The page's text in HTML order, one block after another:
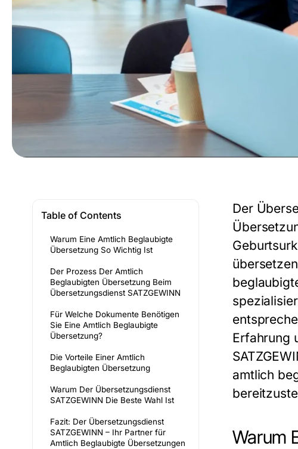
Table of Contents
Warum Eine Amtlich Beglaubigte
Übersetzung So Wichtig Ist
Der Prozess Der Amtlich
Beglaubigten Übersetzung Beim
Übersetzungsdienst SATZGEWINN
Für Welche Dokumente Benötigen
Sie Eine Amtlich Beglaubigte
Übersetzung?
Die Vorteile Einer Amtlich
Beglaubigten Übersetzung
Warum Der Übersetzungsdienst
SATZGEWINN Die Beste Wahl Ist
Fazit: Der Übersetzungsdienst
SATZGEWINN – Ihr Partner für
Amtlich Beglaubigte Übersetzungen
Der
Erfahrung
amtlich
Warum